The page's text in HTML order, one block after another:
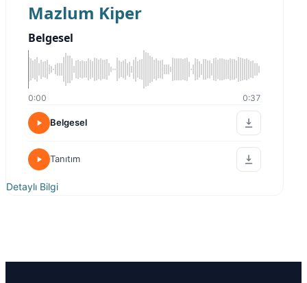
Mazlum Kiper
Belgesel
0:00 0:37
Belgesel
Tanıtım
Detaylı Bilgi